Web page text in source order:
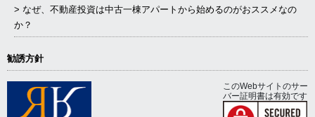
> なぜ、不動産投資は中古一棟アパートから始めるのがおススメなの
か？
勧誘方針
このWebサイトのサー
バー証明書は有効です